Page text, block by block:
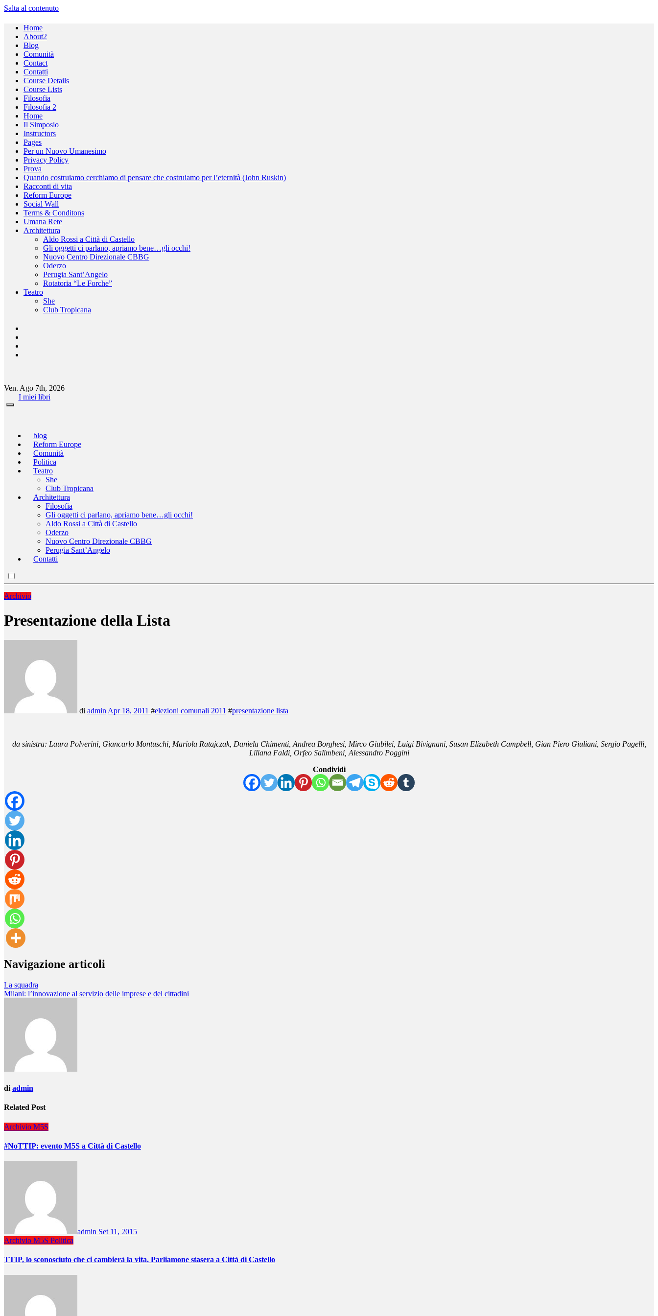
Salta al contenuto
Home
About2
Blog
Comunità
Contact
Contatti
Course Details
Course Lists
Filosofia
Filosofia 2
Home
Il Simposio
Instructors
Pages
Per un Nuovo Umanesimo
Privacy Policy
Prova
Quando costruiamo cerchiamo di pensare che costruiamo per l’eternità (John Ruskin)
Racconti di vita
Reform Europe
Social Wall
Terms & Conditons
Umana Rete
Architettura
Aldo Rossi a Città di Castello
Gli oggetti ci parlano, apriamo bene…gli occhi!
Nuovo Centro Direzionale CBBG
Oderzo
Perugia Sant’Angelo
Rotatoria “Le Forche”
Teatro
She
Club Tropicana
Ven. Ago 7th, 2026
I miei libri
blog
Reform Europe
Comunità
Politica
Teatro
She
Club Tropicana
Architettura
Filosofia
Gli oggetti ci parlano, apriamo bene…gli occhi!
Aldo Rossi a Città di Castello
Oderzo
Nuovo Centro Direzionale CBBG
Perugia Sant’Angelo
Contatti
Archivio
Presentazione della Lista
di admin Apr 18, 2011 #elezioni comunali 2011 #presentazione lista
da sinistra: Laura Polverini, Giancarlo Montuschi, Mariola Ratajczak, Daniela Chimenti, Andrea Borghesi, Mirco Giubilei, Luigi Bivignani, Susan Elizabeth Campbell, Gian Piero Giuliani, Sergio Pagelli,
Liliana Faldi, Orfeo Salimbeni, Alessandro Poggini
Condividi
Navigazione articoli
La squadra
Milani: l’innovazione al servizio delle imprese e dei cittadini
di admin
Related Post
Archivio M5S
#NoTTIP: evento M5S a Città di Castello
admin Set 11, 2015
Archivio M5S Politica
TTIP, lo sconosciuto che ci cambierà la vita. Parliamone stasera a Città di Castello